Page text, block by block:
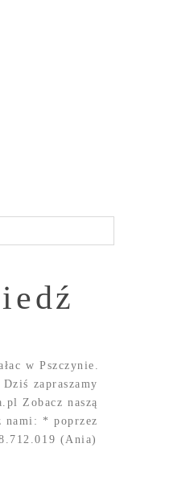
w Pszczynie.
zapraszamy
Zobacz naszą
nami: * poprzez
(Ania)